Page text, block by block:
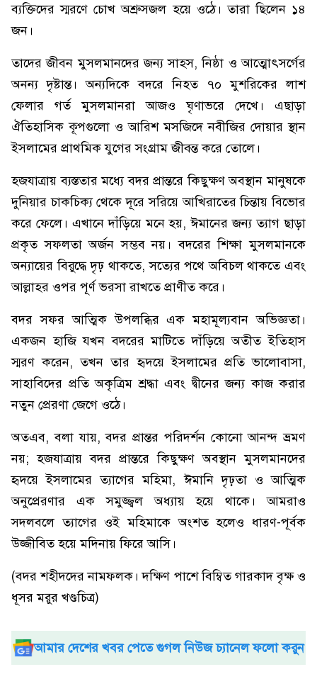
ব্যক্তিদের স্মরণে চোখ অশ্রুসজল হয়ে ওঠে। তারা ছিলেন ১৪
জন।
তাদের জীবন মুসলমানদের জন্য সাহস, নিষ্ঠা ও আত্মোৎসর্গের
অনন্য দৃষ্টান্ত। অন্যদিকে বদরে নিহত ৭০ মুশরিকের লাশ
ফেলার গর্ত মুসলমানরা আজও ঘৃণাভরে দেখে। এছাড়া
ঐতিহাসিক কূপগুলো ও আরিশ মসজিদে নবীজির দোয়ার স্থান
ইসলামের প্রাথমিক যুগের সংগ্রাম জীবন্ত করে তোলে।
হজযাত্রায় ব্যস্ততার মধ্যে বদর প্রান্তরে কিছুক্ষণ অবস্থান মানুষকে
দুনিয়ার চাকচিক্য থেকে দূরে সরিয়ে আখিরাতের চিন্তায় বিভোর
করে ফেলে। এখানে দাঁড়িয়ে মনে হয়, ঈমানের জন্য ত্যাগ ছাড়া
প্রকৃত সফলতা অর্জন সম্ভব নয়। বদরের শিক্ষা মুসলমানকে
অন্যায়ের বিরুদ্ধে দৃঢ় থাকতে, সত্যের পথে অবিচল থাকতে এবং
আল্লাহর ওপর পূর্ণ ভরসা রাখতে প্রাণীত করে।
বদর সফর আত্মিক উপলব্ধির এক মহামূল্যবান অভিজ্ঞতা।
একজন হাজি যখন বদরের মাটিতে দাঁড়িয়ে অতীত ইতিহাস
স্মরণ করেন, তখন তার হৃদয়ে ইসলামের প্রতি ভালোবাসা,
সাহাবিদের প্রতি অকৃত্রিম শ্রদ্ধা এবং দ্বীনের জন্য কাজ করার
নতুন প্রেরণা জেগে ওঠে।
অতএব, বলা যায়, বদর প্রান্তর পরিদর্শন কোনো আনন্দ ভ্রমণ
নয়; হজযাত্রায় বদর প্রান্তরে কিছুক্ষণ অবস্থান মুসলমানদের
হৃদয়ে ইসলামের ত্যাগের মহিমা, ঈমানি দৃঢ়তা ও আত্মিক
অনুপ্রেরণার এক সমুজ্জ্বল অধ্যায় হয়ে থাকে। আমরাও
সদলবলে ত্যাগের ওই মহিমাকে অংশত হলেও ধারণ-পূর্বক
উজ্জীবিত হয়ে মদিনায় ফিরে আসি।
(বদর শহীদদের নামফলক। দক্ষিণ পাশে বিম্বিত গারকাদ বৃক্ষ ও
ধূসর মরুর খণ্ডচিত্র)
আমার দেশের খবর পেতে গুগল নিউজ চ্যানেল ফলো করুন